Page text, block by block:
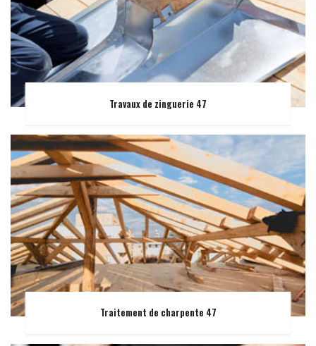
Travaux de zinguerie 47
Traitement de charpente 47